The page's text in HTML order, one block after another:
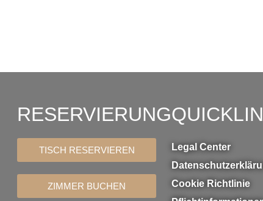
RESERVIERUNG
TISCH RESERVIEREN
ZIMMER BUCHEN
Legal Center
Cookie Richtlinie